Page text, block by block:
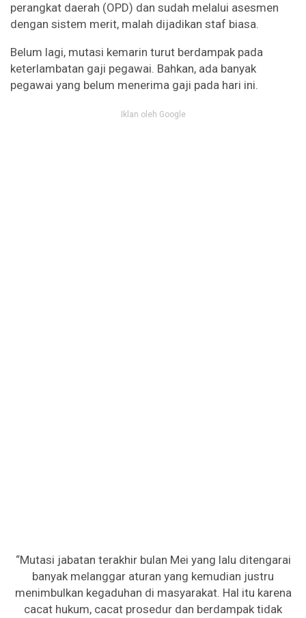
perangkat daerah (OPD) dan sudah melalui asesmen
dengan sistem merit, malah dijadikan staf biasa.
Belum lagi, mutasi kemarin turut berdampak pada
keterlambatan gaji pegawai. Bahkan, ada banyak
pegawai yang belum menerima gaji pada hari ini.
Iklan oleh Google
“Mutasi jabatan terakhir bulan Mei yang lalu ditengarai
banyak melanggar aturan yang kemudian justru
menimbulkan kegaduhan di masyarakat. Hal itu karena
cacat hukum, cacat prosedur dan berdampak tidak